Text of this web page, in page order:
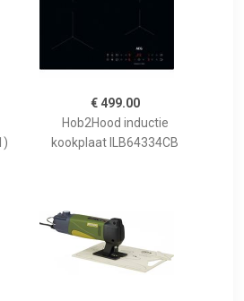
€ 499.00
Hob2Hood inductie
kookplaat ILB64334CB